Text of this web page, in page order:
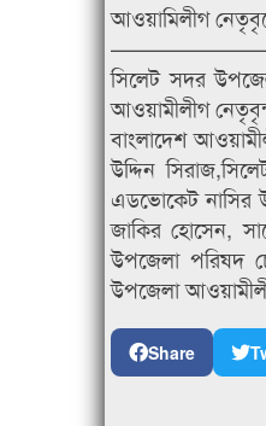
আওয়ামিলীগ
সিলেট সদর
আওয়ামীলীগ
বাংলাদেশ
উদ্দিন
এডভোকেট নাসির
জাকির হোসেন,
উপজেলা পরিষদ
উপজেলা
Share